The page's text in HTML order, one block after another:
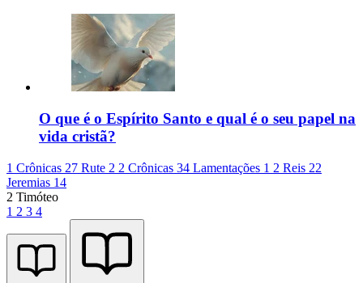
O que é o Espírito Santo e qual é o seu papel na
vida cristã?
1 Crônicas 27 Rute 2 2 Crônicas 34 Lamentações 1 2 Reis 22
Jeremias 14
2 Timóteo
1 2 3 4